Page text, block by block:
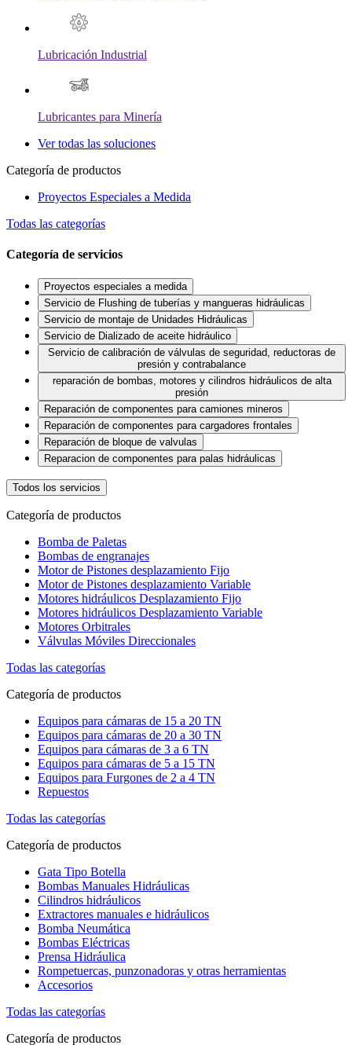
Lubricación Industrial
Lubricantes para Minería
Ver todas las soluciones
Categoría de productos
Proyectos Especiales a Medida
Todas las categorías
Categoría de servicios
Proyectos especiales a medida
Servicio de Flushing de tuberías y mangueras hidráulicas
Servicio de montaje de Unidades Hidráulicas
Servicio de Dializado de aceite hidráulico
Servicio de calibración de válvulas de seguridad, reductoras de
presión y contrabalance
reparación de bombas, motores y cilindros hidráulicos de alta
presión
Reparación de componentes para camiones mineros
Reparación de componentes para cargadores frontales
Reparación de bloque de valvulas
Reparacion de componentes para palas hidráulicas
Todos los servicios
Categoría de productos
Bomba de Paletas
Bombas de engranajes
Motor de Pistones desplazamiento Fijo
Motor de Pistones desplazamiento Variable
Motores hidráulicos Desplazamiento Fijo
Motores hidráulicos Desplazamiento Variable
Motores Orbitrales
Válvulas Móviles Direccionales
Todas las categorías
Categoría de productos
Equipos para cámaras de 15 a 20 TN
Equipos para cámaras de 20 a 30 TN
Equipos para cámaras de 3 a 6 TN
Equipos para cámaras de 5 a 15 TN
Equipos para Furgones de 2 a 4 TN
Repuestos
Todas las categorías
Categoría de productos
Gata Tipo Botella
Bombas Manuales Hidráulicas
Cilindros hidráulicos
Extractores manuales e hidráulicos
Bomba Neumática
Bombas Eléctricas
Prensa Hidráulica
Rompetuercas, punzonadoras y otras herramientas
Accesorios
Todas las categorías
Categoría de productos